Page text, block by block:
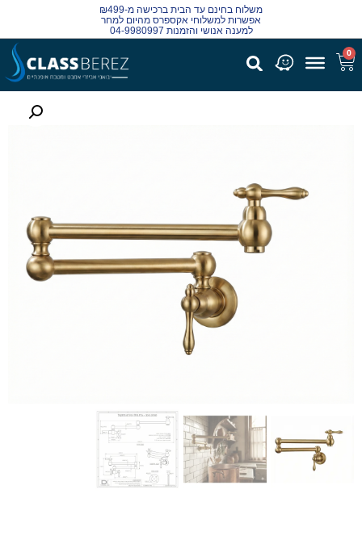
משלוח בחינם עד הבית ברכישה מ-₪499
אפשרות למשלוחי אקספרס מהיום למחר
למענה אנושי והזמנות 04-9980997
0